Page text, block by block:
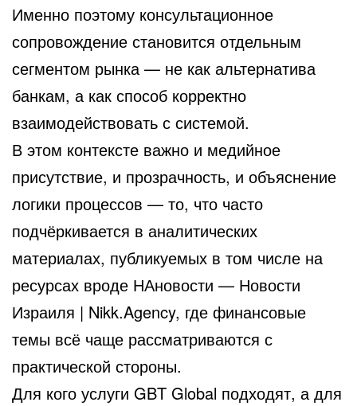
Именно поэтому консультационное
сопровождение становится отдельным
сегментом рынка — не как альтернатива
банкам, а как способ корректно
взаимодействовать с системой.
В этом контексте важно и медийное
присутствие, и прозрачность, и объяснение
логики процессов — то, что часто
подчёркивается в аналитических
материалах, публикуемых в том числе на
ресурсах вроде НАновости — Новости
Израиля | Nikk.Agency, где финансовые
темы всё чаще рассматриваются с
практической стороны.
Для кого услуги GBT Global подходят, а для